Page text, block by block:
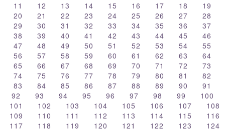
11 12 13 14 15 16 17 18
19
20
21 22 23 24 25 26 27
28
29
30 31 32 33 34 35 36
37
38
39 40 41 42 43 44 45
46
47
48 49 50 51 52 53 54
55
56
57 58 59 60 61 62 63
64
65
66 67 68 69 70 71 72
73
74
75 76 77 78 79 80 81
82
83
84 85 86 87 88 89 90
91
92
93 94 95 96 97 98 99
100
101
102 103 104 105 106 107
108
109
110 111 112 113 114 115
116
117
118 119 120 121 122 123
124